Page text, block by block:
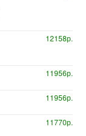
12158р.
11956р.
11956р.
11770р.